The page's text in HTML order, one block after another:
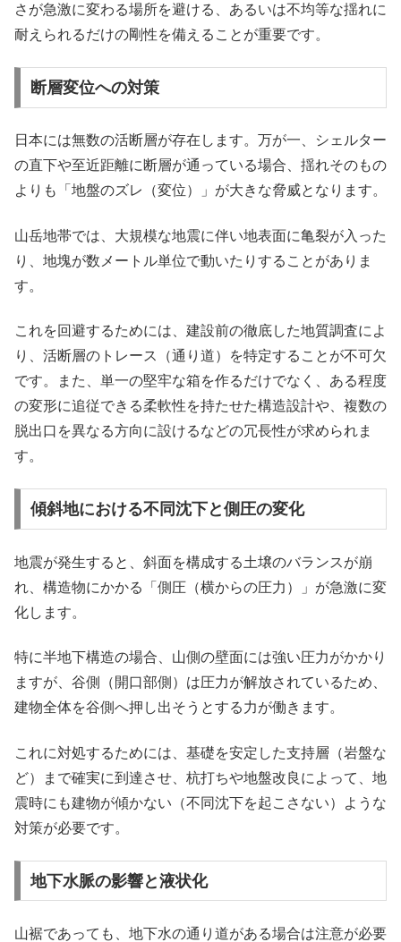
さが急激に変わる場所を避ける、あるいは不均等な揺れに
耐えられるだけの剛性を備えることが重要です。
断層変位への対策
日本には無数の活断層が存在します。万が一、シェルター
の直下や至近距離に断層が通っている場合、揺れそのもの
よりも「地盤のズレ（変位）」が大きな脅威となります。
山岳地帯では、大規模な地震に伴い地表面に亀裂が入った
り、地塊が数メートル単位で動いたりすることがありま
す。
これを回避するためには、建設前の徹底した地質調査によ
り、活断層のトレース（通り道）を特定することが不可欠
です。また、単一の堅牢な箱を作るだけでなく、ある程度
の変形に追従できる柔軟性を持たせた構造設計や、複数の
脱出口を異なる方向に設けるなどの冗長性が求められま
す。
傾斜地における不同沈下と側圧の変化
地震が発生すると、斜面を構成する土壌のバランスが崩
れ、構造物にかかる「側圧（横からの圧力）」が急激に変
化します。
特に半地下構造の場合、山側の壁面には強い圧力がかかり
ますが、谷側（開口部側）は圧力が解放されているため、
建物全体を谷側へ押し出そうとする力が働きます。
これに対処するためには、基礎を安定した支持層（岩盤な
ど）まで確実に到達させ、杭打ちや地盤改良によって、地
震時にも建物が傾かない（不同沈下を起こさない）ような
対策が必要です。
地下水脈の影響と液状化
山裾であっても、地下水の通り道がある場合は注意が必要